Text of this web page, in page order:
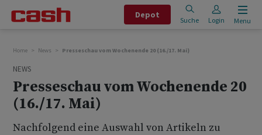
Depot
Suche Login Menu
Home News Presseschau vom Wochenende 20 (16./17. Mai)
NEWS
Presseschau vom Wochenende 20
(16./17. Mai)
Nachfolgend eine Auswahl von Artikeln zu